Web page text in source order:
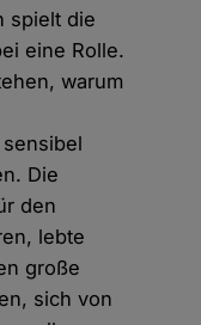
spielt die
eine Rolle.
warum
Die
den
lebte
große
sich von